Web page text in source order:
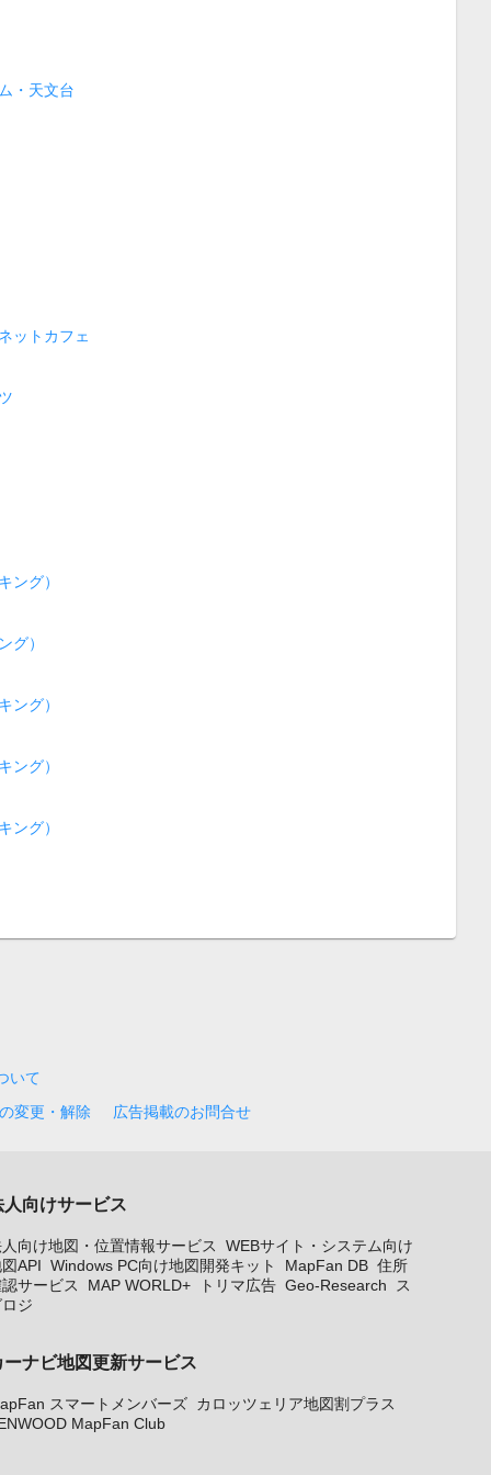
・天文台
ットカフェ
ング）
グ）
ング）
ング）
ング）
いて
変更・解除
広告掲載のお問合せ
人向けサービス
向け地図・位置情報サービス
WEBサイト・システム向け
API Windows PC向け地図開発キット MapFan DB 住所
サービス
MAP WORLD+ トリマ広告 Geo-Research
ス
ジ
ーナビ地図更新サービス
スマートメンバーズ カロッツェリア地図割プラス
MapFan Club